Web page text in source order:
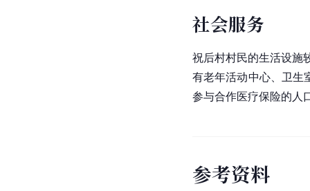
社会服务
祝后村村民的生活设施
有老年活动中心、卫生
参与合作医疗保险的人
参考资料